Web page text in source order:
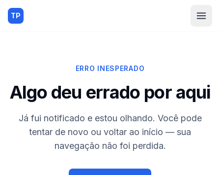
TP
ERRO INESPERADO
Algo deu errado por aqui
Já fui notificado e estou olhando. Você pode
tentar de novo ou voltar ao início — sua
navegação não foi perdida.